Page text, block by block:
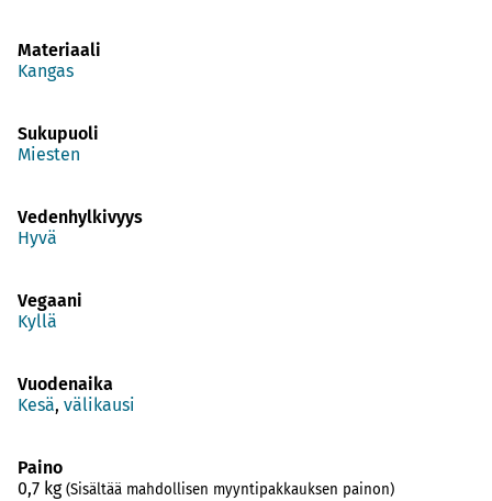
Materiaali
Kangas
Sukupuoli
Miesten
Vedenhylkivyys
Hyvä
Vegaani
Kyllä
Vuodenaika
Kesä, välikausi
Paino
0,7 kg (Sisältää mahdollisen myyntipakkauksen painon)